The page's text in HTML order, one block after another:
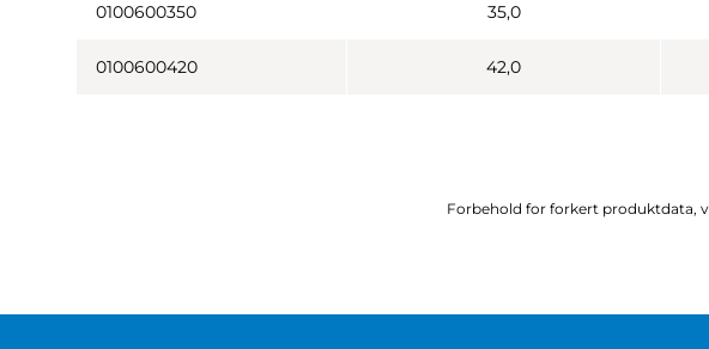
0100600350 35,0
0100600420 42,0
Forbehold for forkert produktdata,